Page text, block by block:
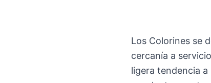
Los Colorines se
cercanía a
ligera tendencia a